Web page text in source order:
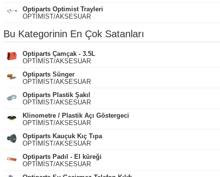
Optiparts Optimist Trayleri
OPTİMİST/AKSESUAR
Bu Kategorinin En Çok Satanları
Optiparts Çamçak - 3.5L
OPTİMİST/AKSESUAR
Optiparts Sünger
OPTİMİST/AKSESUAR
Optiparts Plastik Şakıl
OPTİMİST/AKSESUAR
Klinometre / Plastik Açı Göstergeci
OPTİMİST/AKSESUAR
Optiparts Kauçuk Kıç Tıpa
OPTİMİST/AKSESUAR
Optiparts Padıl - El küreği
OPTİMİST/AKSESUAR